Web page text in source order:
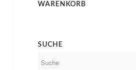
WARENKORB
SUCHE